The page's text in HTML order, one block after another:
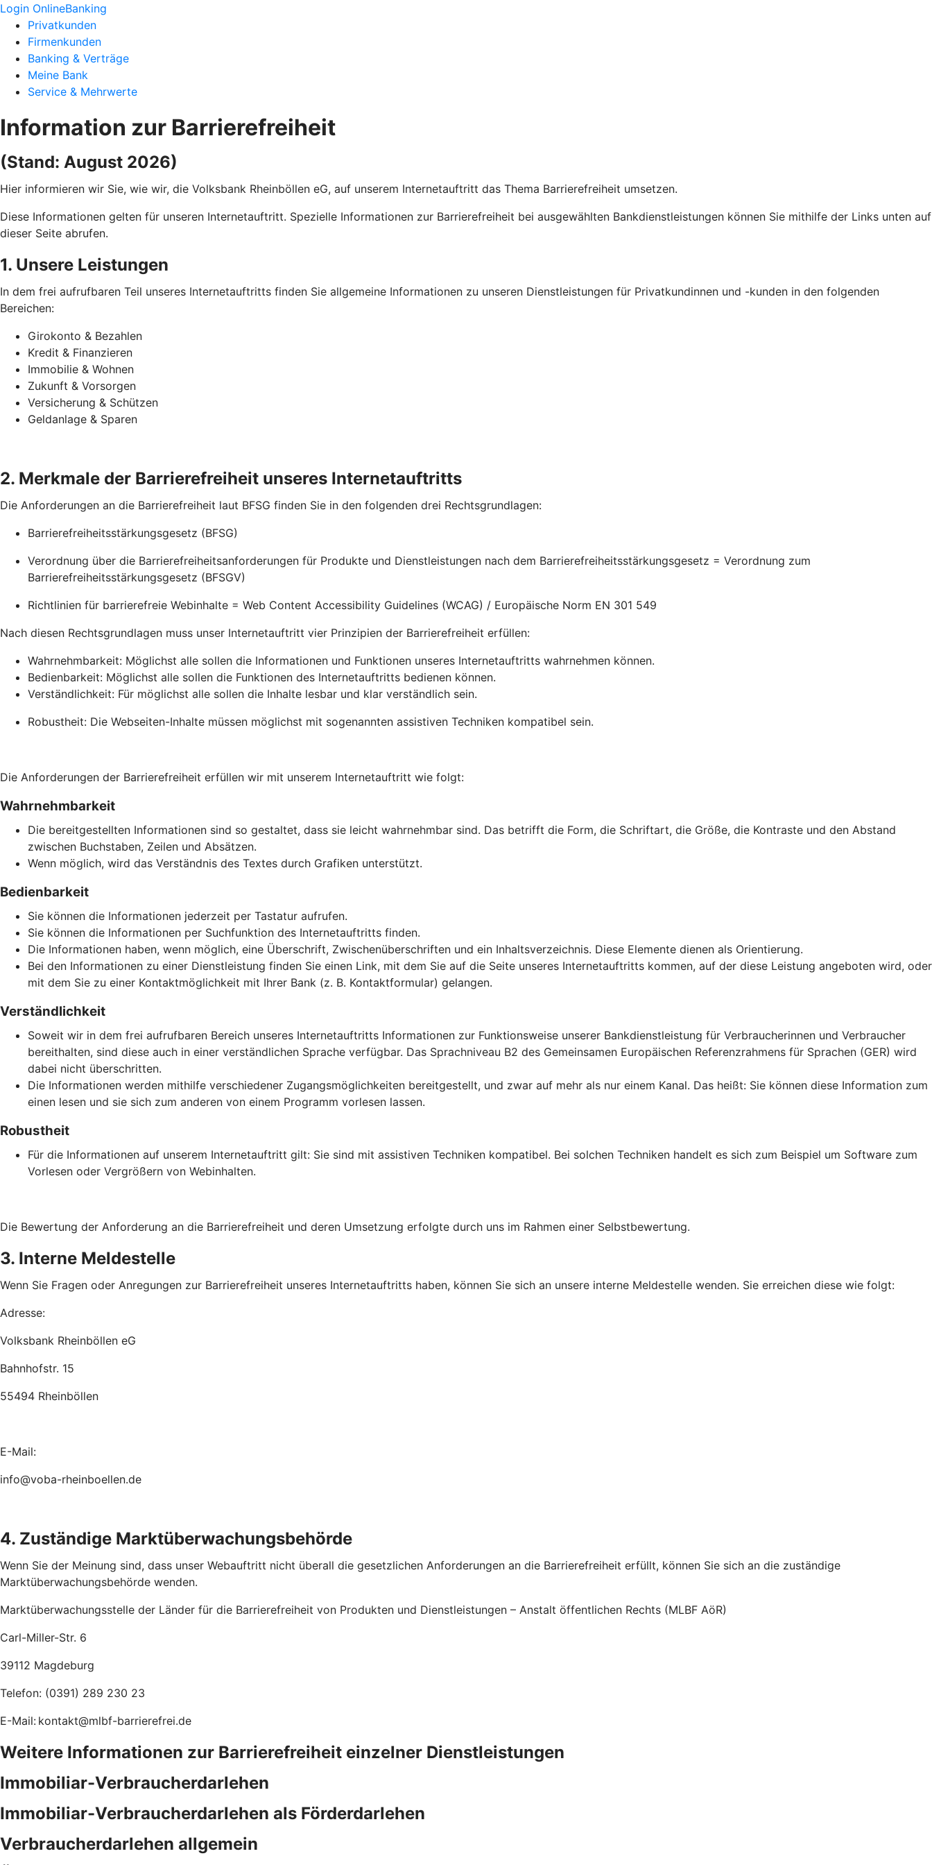
Login OnlineBanking
Privatkunden
Firmenkunden
Banking & Verträge
Meine Bank
Service & Mehrwerte
Information zur Barrierefreiheit
(Stand: August 2026)
Hier informieren wir Sie, wie wir, die Volksbank Rheinböllen eG, auf unserem Internetauftritt das Thema Barrierefreiheit umsetzen.
Diese Informationen gelten für unseren Internetauftritt. Spezielle Informationen zur Barrierefreiheit bei ausgewählten Bankdienstleistungen können Sie mithilfe der Links unten auf
dieser Seite abrufen.
1. Unsere Leistungen
In dem frei aufrufbaren Teil unseres Internetauftritts finden Sie allgemeine Informationen zu unseren Dienstleistungen für Privatkundinnen und -kunden in den folgenden
Bereichen:
Girokonto & Bezahlen
Kredit & Finanzieren
Immobilie & Wohnen
Zukunft & Vorsorgen
Versicherung & Schützen
Geldanlage & Sparen
2. Merkmale der Barrierefreiheit unseres Internetauftritts
Die Anforderungen an die Barrierefreiheit laut BFSG finden Sie in den folgenden drei Rechtsgrundlagen:
Barrierefreiheitsstärkungsgesetz (BFSG)
Verordnung über die Barrierefreiheitsanforderungen für Produkte und Dienstleistungen nach dem Barrierefreiheitsstärkungsgesetz = Verordnung zum
Barrierefreiheitsstärkungsgesetz (BFSGV)
Richtlinien für barrierefreie Webinhalte = Web Content Accessibility Guidelines (WCAG) / Europäische Norm EN 301 549
Nach diesen Rechtsgrundlagen muss unser Internetauftritt vier Prinzipien der Barrierefreiheit erfüllen:
Wahrnehmbarkeit: Möglichst alle sollen die Informationen und Funktionen unseres Internetauftritts wahrnehmen können.
Bedienbarkeit: Möglichst alle sollen die Funktionen des Internetauftritts bedienen können.
Verständlichkeit: Für möglichst alle sollen die Inhalte lesbar und klar verständlich sein.
Robustheit: Die Webseiten-Inhalte müssen möglichst mit sogenannten assistiven Techniken kompatibel sein.
Die Anforderungen der Barrierefreiheit erfüllen wir mit unserem Internetauftritt wie folgt:
Wahrnehmbarkeit
Die bereitgestellten Informationen sind so gestaltet, dass sie leicht wahrnehmbar sind. Das betrifft die Form, die Schriftart, die Größe, die Kontraste und den Abstand
zwischen Buchstaben, Zeilen und Absätzen.
Wenn möglich, wird das Verständnis des Textes durch Grafiken unterstützt.
Bedienbarkeit
Sie können die Informationen jederzeit per Tastatur aufrufen.
Sie können die Informationen per Suchfunktion des Internetauftritts finden.
Die Informationen haben, wenn möglich, eine Überschrift, Zwischenüberschriften und ein Inhaltsverzeichnis. Diese Elemente dienen als Orientierung.
Bei den Informationen zu einer Dienstleistung finden Sie einen Link, mit dem Sie auf die Seite unseres Internetauftritts kommen, auf der diese Leistung angeboten wird, oder
mit dem Sie zu einer Kontaktmöglichkeit mit Ihrer Bank (z. B. Kontaktformular) gelangen.
Verständlichkeit
Soweit wir in dem frei aufrufbaren Bereich unseres Internetauftritts Informationen zur Funktionsweise unserer Bankdienstleistung für Verbraucherinnen und Verbraucher
bereithalten, sind diese auch in einer verständlichen Sprache verfügbar. Das Sprachniveau B2 des Gemeinsamen Europäischen Referenzrahmens für Sprachen (GER) wird
dabei nicht überschritten.
Die Informationen werden mithilfe verschiedener Zugangsmöglichkeiten bereitgestellt, und zwar auf mehr als nur einem Kanal. Das heißt: Sie können diese Information zum
einen lesen und sie sich zum anderen von einem Programm vorlesen lassen.
Robustheit
Für die Informationen auf unserem Internetauftritt gilt: Sie sind mit assistiven Techniken kompatibel. Bei solchen Techniken handelt es sich zum Beispiel um Software zum
Vorlesen oder Vergrößern von Webinhalten.
Die Bewertung der Anforderung an die Barrierefreiheit und deren Umsetzung erfolgte durch uns im Rahmen einer Selbstbewertung.
3. Interne Meldestelle
Wenn Sie Fragen oder Anregungen zur Barrierefreiheit unseres Internetauftritts haben, können Sie sich an unsere interne Meldestelle wenden. Sie erreichen diese wie folgt:
Adresse:
Volksbank Rheinböllen eG
Bahnhofstr. 15
55494 Rheinböllen
E-Mail:
info@voba-rheinboellen.de
4. Zuständige Marktüberwachungsbehörde
Wenn Sie der Meinung sind, dass unser Webauftritt nicht überall die gesetzlichen Anforderungen an die Barrierefreiheit erfüllt, können Sie sich an die zuständige
Marktüberwachungsbehörde wenden.
Marktüberwachungsstelle der Länder für die Barrierefreiheit von Produkten und Dienstleistungen – Anstalt öffentlichen Rechts (MLBF AöR)
Carl-Miller-Str. 6
39112 Magdeburg
Telefon: (0391) 289 230 23
E-Mail: kontakt@mlbf-barrierefrei.de
Weitere Informationen zur Barrierefreiheit einzelner Dienstleistungen
Immobiliar-Verbraucherdarlehen
Immobiliar-Verbraucherdarlehen als Förderdarlehen
Verbraucherdarlehen allgemein